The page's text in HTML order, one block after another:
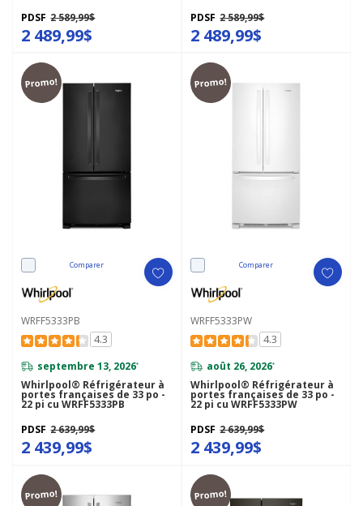
PDSF 2 589,99$
2 489,99$
PDSF 2 589,99$
2 489,99$
Promo!
Comparer
WRFF5333PB
4.3
septembre 13, 2026*
Whirlpool® Réfrigérateur à
portes françaises de 33 po -
22 pi cu WRFF5333PB
PDSF 2 639,99$
2 439,99$
Promo!
Comparer
WRFF5333PW
4.3
août 26, 2026*
Whirlpool® Réfrigérateur à
portes françaises de 33 po -
22 pi cu WRFF5333PW
PDSF 2 639,99$
2 439,99$
Promo! Promo!